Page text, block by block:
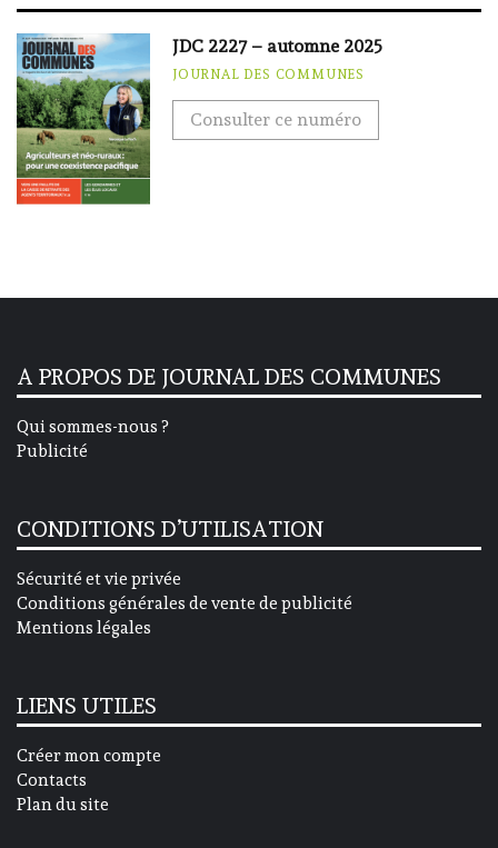
JDC 2227 – automne 2025
JOURNAL DES COMMUNES
Consulter ce numéro
A PROPOS DE JOURNAL DES COMMUNES
Qui sommes-nous ?
Publicité
CONDITIONS D’UTILISATION
Sécurité et vie privée
Conditions générales de vente de publicité
Mentions légales
LIENS UTILES
Créer mon compte
Contacts
Plan du site